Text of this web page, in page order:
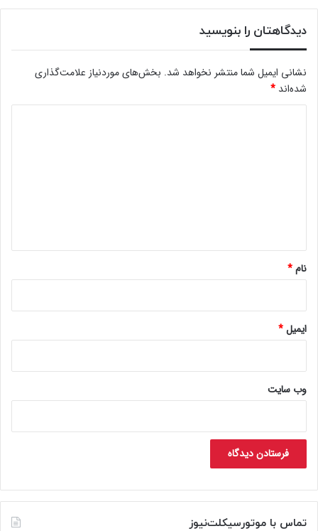
دیدگاهتان را بنویسید
نشانی ایمیل شما منتشر نخواهد شد. بخش‌های موردنیاز علامت‌گذاری
شده‌اند *
نام*
ایمیل*
وب‌ سایت
تماس با موتورسیکلت‌نیوز